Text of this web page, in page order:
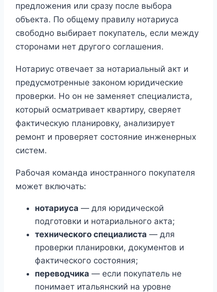
предложения или сразу после выбора
объекта. По общему правилу нотариуса
свободно выбирает покупатель, если между
сторонами нет другого соглашения.
Нотариус отвечает за нотариальный акт и
предусмотренные законом юридические
проверки. Но он не заменяет специалиста,
который осматривает квартиру, сверяет
фактическую планировку, анализирует
ремонт и проверяет состояние инженерных
систем.
Рабочая команда иностранного покупателя
может включать:
нотариуса — для юридической
подготовки и нотариального акта;
технического специалиста — для
проверки планировки, документов и
фактического состояния;
переводчика — если покупатель не
понимает итальянский на уровне